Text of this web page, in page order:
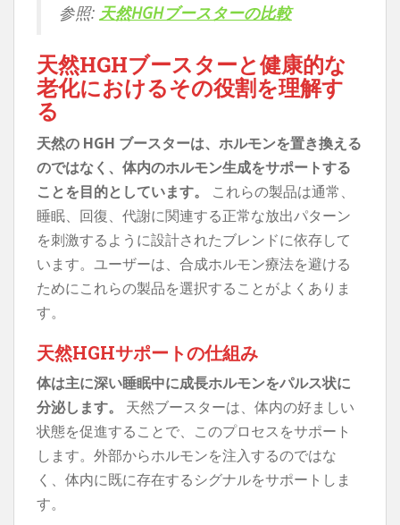
参照: 天然HGHブースターの比較
天然HGHブースターと健康的な
老化におけるその役割を理解す
る
天然の HGH ブースターは、ホルモンを置き換える
のではなく、体内のホルモン生成をサポートする
ことを目的としています。
これらの製品は通常、
睡眠、回復、代謝に関連する正常な放出パターン
を刺激するように設計されたブレンドに依存して
います。ユーザーは、合成ホルモン療法を避ける
ためにこれらの製品を選択することがよくありま
す。
天然HGHサポートの仕組み
体は主に深い睡眠中に成長ホルモンをパルス状に
分泌します。
天然ブースターは、体内の好ましい
状態を促進することで、このプロセスをサポート
します。外部からホルモンを注入するのではな
く、体内に既に存在するシグナルをサポートしま
す。